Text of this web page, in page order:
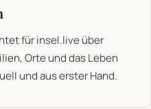
für insel.live über
Orte und das Leben
und aus erster Hand.